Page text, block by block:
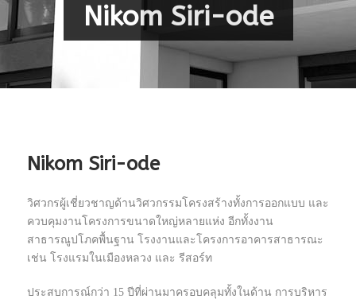
Nikom Siri-ode
Nikom Siri-ode
วิศวกรผู้เชี่ยวชาญด้านวิศวกรรมโครงสร้างทั้งการออกแบบ และ
ควบคุมงานโครงการขนาดใหญ่หลายแห่ง อีกทั้งงาน
สาธารณูปโภคพื้นฐาน โรงงานและโครงการอาคารสาธารณะ
เช่น โรงแรมในเมืองหลวง และ รีสอร์ท
ประสบการณ์กว่า 15 ปีที่ผ่านมาครอบคลุมทั้งในด้าน การบริหาร